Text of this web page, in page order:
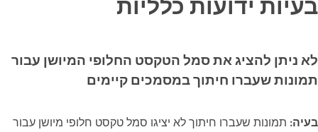
בעיות ידועות כלליות
לא ניתן להציג את סמל הטקסט החלופי המיושן עבור
תמונות שעברו חיתוך במסמכים קיימים
בעיה: תמונות שעברו חיתוך לא יציגו סמל טקסט חלופי מיושן עבור